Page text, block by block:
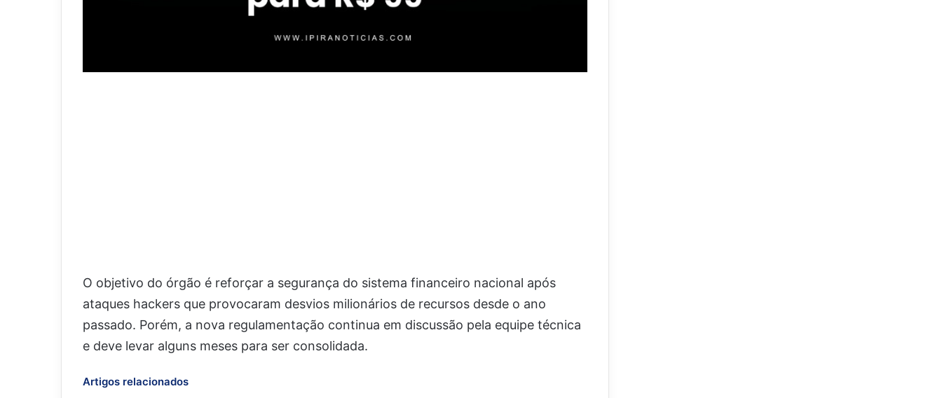
O objetivo do órgão é reforçar a segurança do sistema financeiro nacional após
ataques hackers que provocaram desvios milionários de recursos desde o ano
passado. Porém, a nova regulamentação continua em discussão pela equipe técnica
e deve levar alguns meses para ser consolidada.
Artigos relacionados